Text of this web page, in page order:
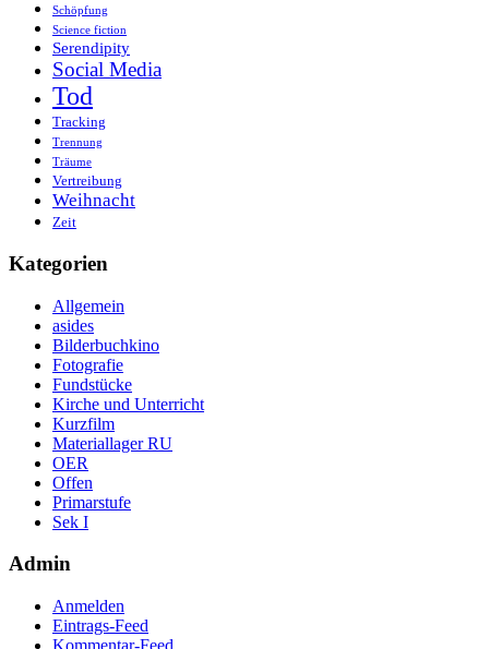
Schöpfung
Science fiction
Serendipity
Social Media
Tod
Tracking
Trennung
Träume
Vertreibung
Weihnacht
Zeit
Kategorien
Allgemein
asides
Bilderbuchkino
Fotografie
Fundstücke
Kirche und Unterricht
Kurzfilm
Materiallager RU
OER
Offen
Primarstufe
Sek I
Admin
Anmelden
Eintrags-Feed
Kommentar-Feed